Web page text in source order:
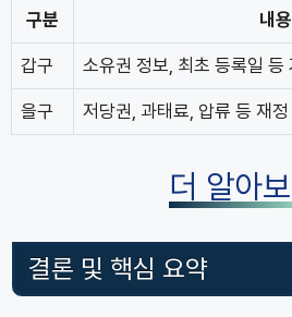
구분 내용
갑구 소유권 정보, 최초 등록일 등
을구 저당권, 과태료, 압류 등 재
더 알아보
결론 및 핵심 요약